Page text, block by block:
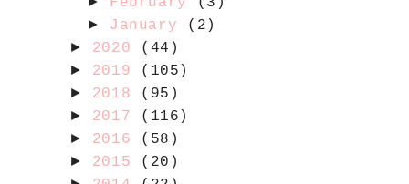
► January (2)
► 2020 (44)
► 2019 (105)
► 2018 (95)
► 2017 (116)
► 2016 (58)
► 2015 (20)